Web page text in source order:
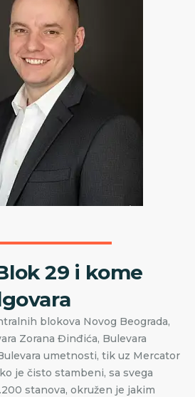
29 i kome
blokova Novog Beograda,
Zorana Đinđića, Bulevara
umetnosti, tik uz Mercator
je čisto stambeni, sa svega
stanova, okružen je jakim